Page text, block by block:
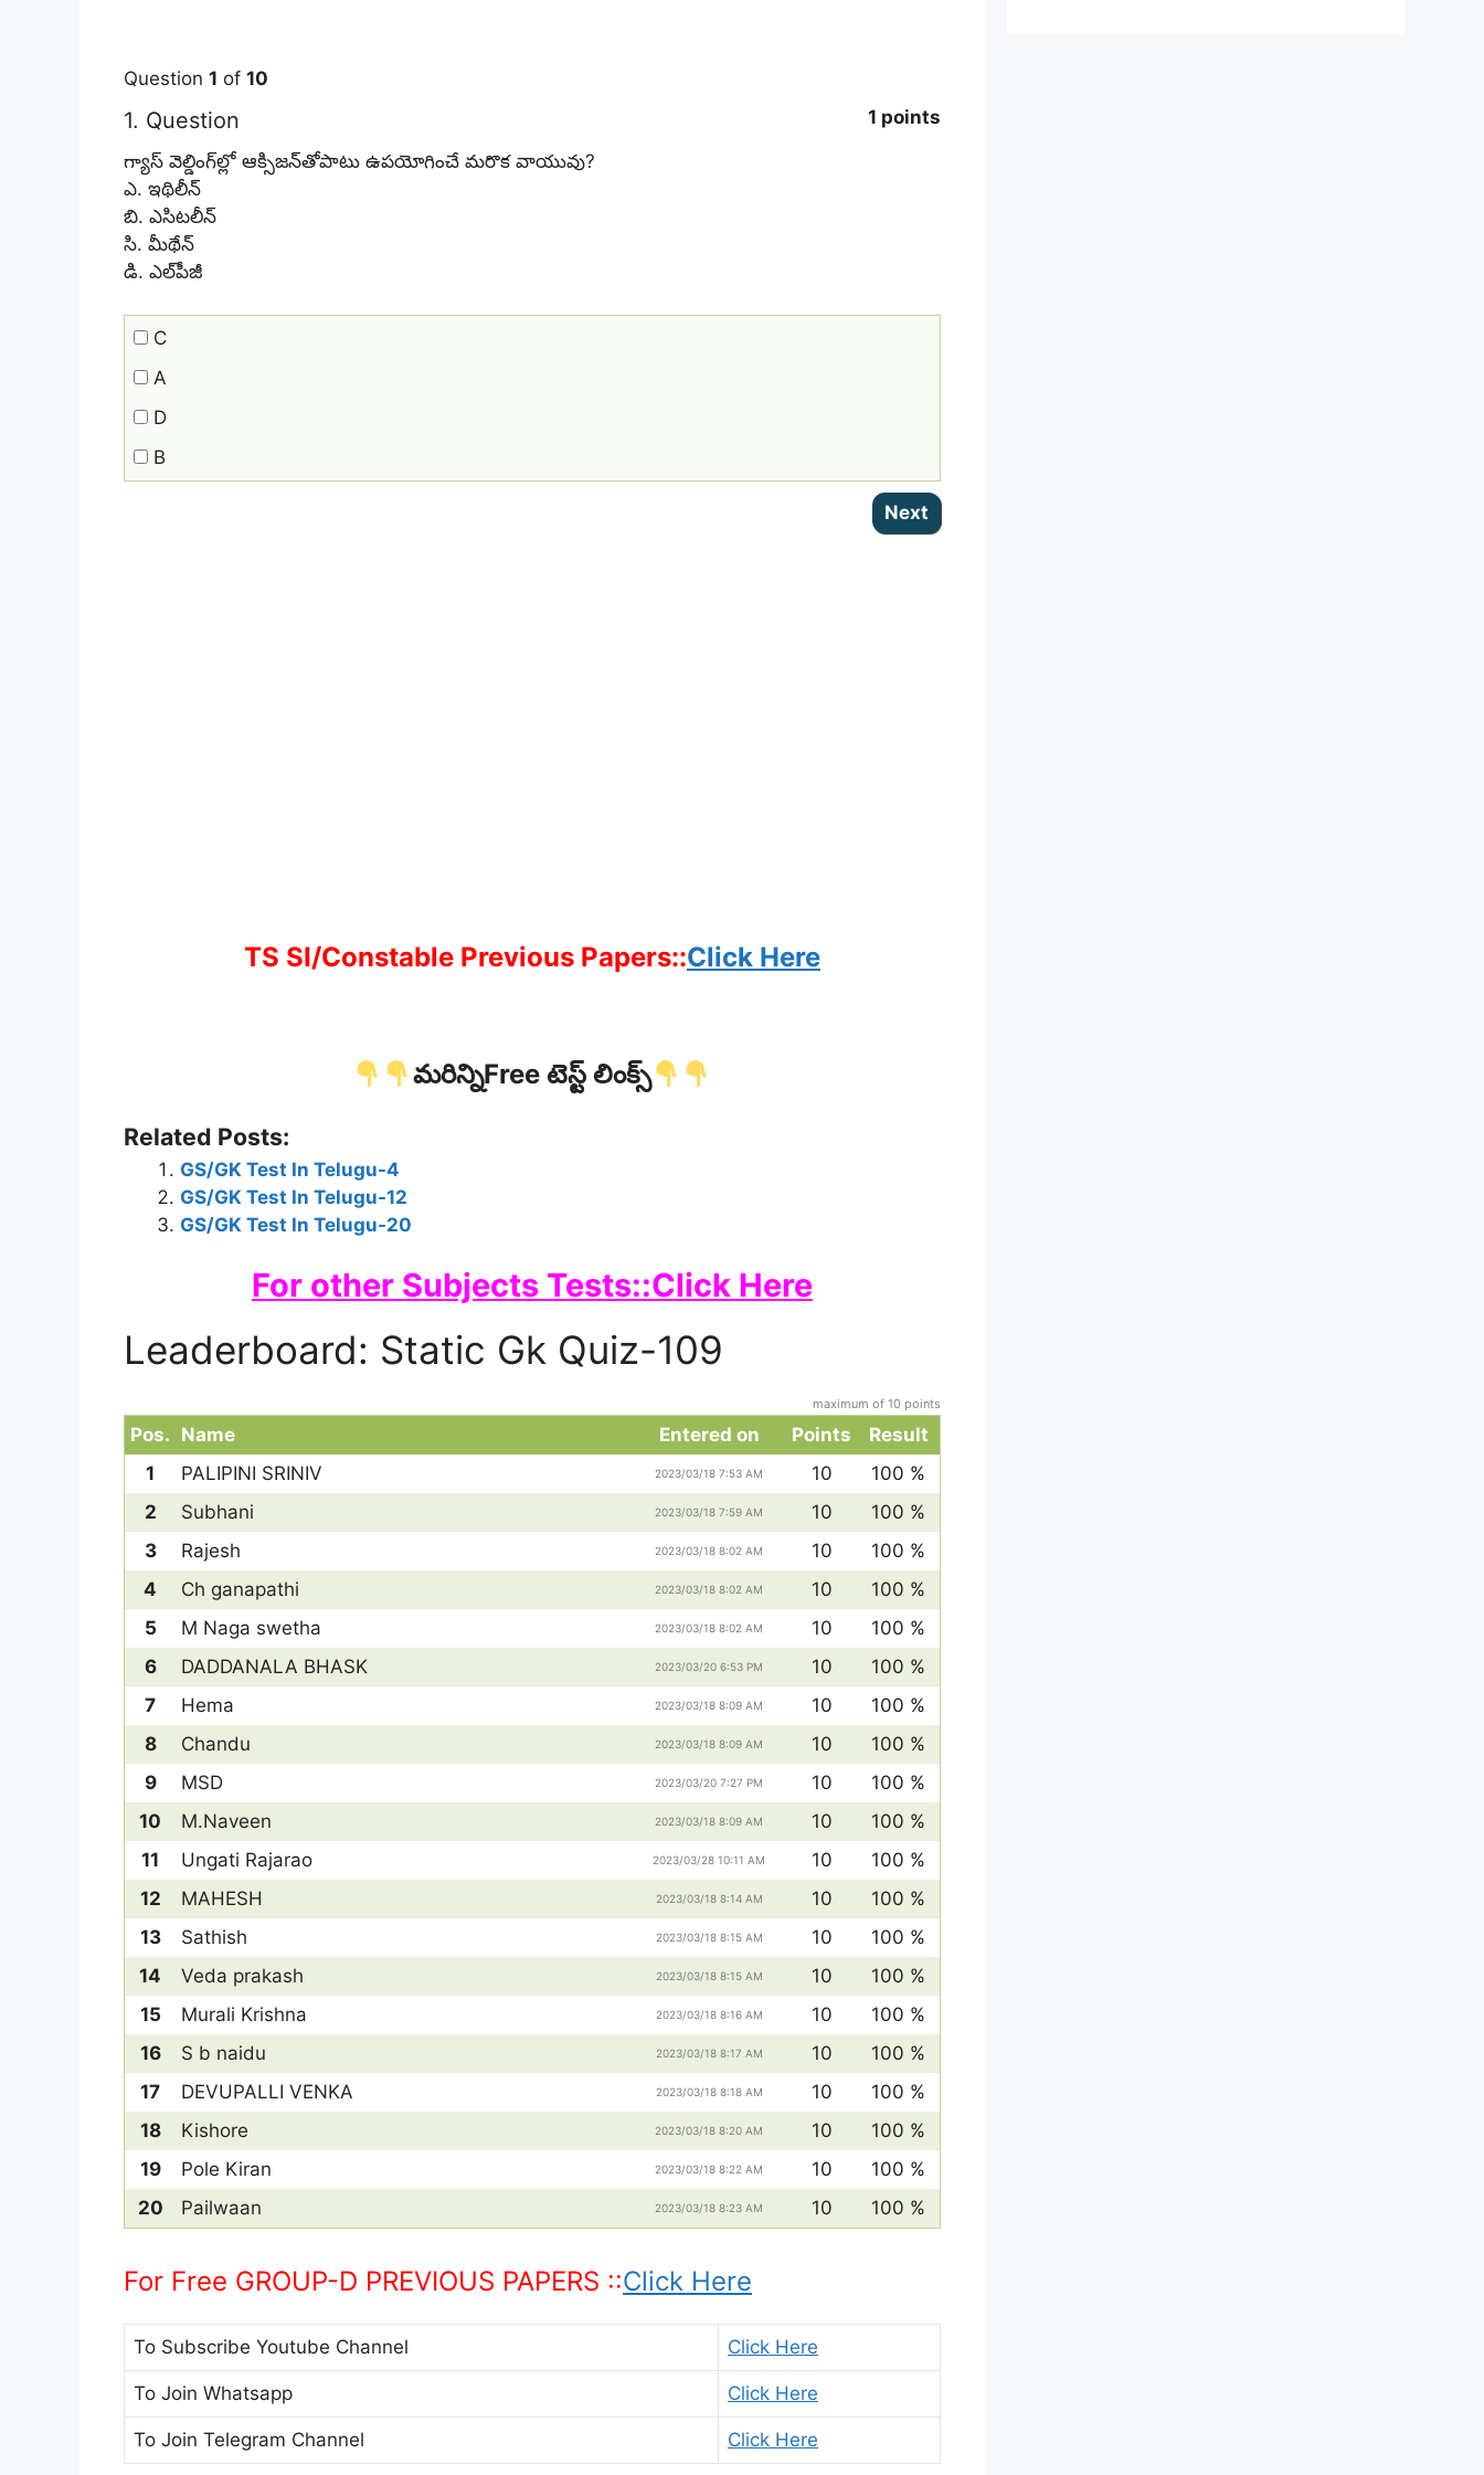
Question 1 of 10
1. Question
1 points
గ్యాస్‌ వెల్డింగ్‌ల్లో ఆక్సిజన్‌తోపాటు ఉపయోగించే మరొక వాయువు?
ఎ. ఇథిలీన్‌
బి. ఎసిటలీన్‌
సి. మీథేన్‌
డి. ఎల్‌పీజీ
C
A
D
B
TS SI/Constable Previous Papers::Click Here
మరిన్నిFree టెస్ట్ లింక్స్
Related Posts:
GS/GK Test In Telugu-4
GS/GK Test In Telugu-12
GS/GK Test In Telugu-20
For other Subjects Tests::Click Here
Leaderboard: Static Gk Quiz-109
maximum of 10 points
Pos. Name Entered on Points
Result
1
PALIPINI SRINIV 2023/03/18 7:53 AM 10
100 %
2
Subhani 2023/03/18 7:59 AM 10
100 %
3
Rajesh 2023/03/18 8:02 AM 10
100 %
4
Ch ganapathi 2023/03/18 8:02 AM 10
100 %
5
M Naga swetha 2023/03/18 8:02 AM 10
100 %
6
DADDANALA BHASK 2023/03/20 6:53 PM 10
100 %
7
Hema 2023/03/18 8:09 AM 10
100 %
8
Chandu 2023/03/18 8:09 AM 10
100 %
9
MSD 2023/03/20 7:27 PM 10
100 %
10
M.Naveen 2023/03/18 8:09 AM 10
100 %
11
Ungati Rajarao 2023/03/28 10:11 AM 10
100 %
12
MAHESH 2023/03/18 8:14 AM 10
100 %
13
Sathish 2023/03/18 8:15 AM 10
100 %
14
Veda prakash 2023/03/18 8:15 AM 10
100 %
15
Murali Krishna 2023/03/18 8:16 AM 10
100 %
16
S b naidu 2023/03/18 8:17 AM 10
100 %
17
DEVUPALLI VENKA 2023/03/18 8:18 AM 10
100 %
18
Kishore 2023/03/18 8:20 AM 10
100 %
19
Pole Kiran 2023/03/18 8:22 AM 10
100 %
20
Pailwaan 2023/03/18 8:23 AM 10 100 %
For Free GROUP-D PREVIOUS PAPERS ::Click Here
To Subscribe Youtube Channel Click Here
To Join Whatsapp Click Here
To Join Telegram Channel Click Here